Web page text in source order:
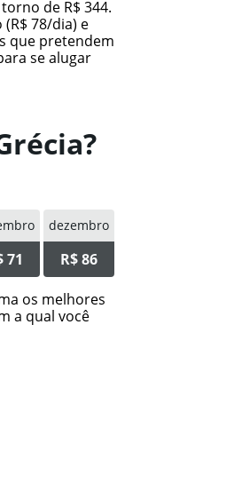
de R$ 344.
78/dia) e
que pretendem
se alugar
71
dezembro
R$ 86
os melhores
a qual você